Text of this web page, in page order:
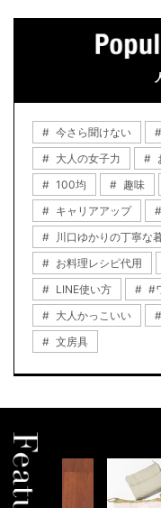
今さら聞けない
大人の女子力
100均
趣味
キャリアアップ
川口ゆかりの丁寧な
お料理レシピ代用
LINE使い方
#
大人かっこいい
文房具